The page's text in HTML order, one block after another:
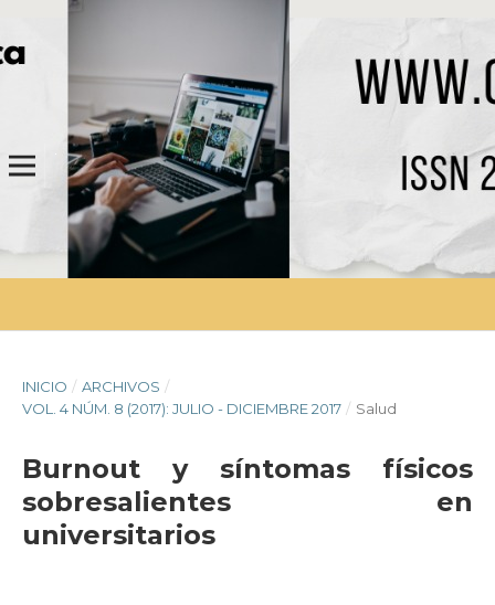
INICIO / ARCHIVOS /
VOL. 4 NÚM. 8 (2017): JULIO - DICIEMBRE 2017 / Salud
Burnout y síntomas físicos
sobresalientes en
universitarios